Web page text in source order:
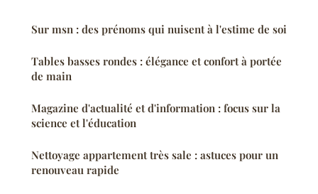
Sur msn : des prénoms qui nuisent à l'estime de soi
Tables basses rondes : élégance et confort à portée
de main
Magazine d'actualité et d'information : focus sur la
science et l'éducation
Nettoyage appartement très sale : astuces pour un
renouveau rapide